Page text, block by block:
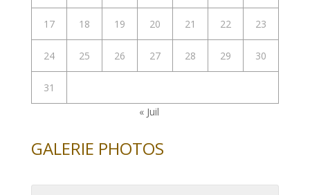
17 18 19 20 21 22 23
24 25 26 27 28 29 30
31
« Juil
GALERIE PHOTOS